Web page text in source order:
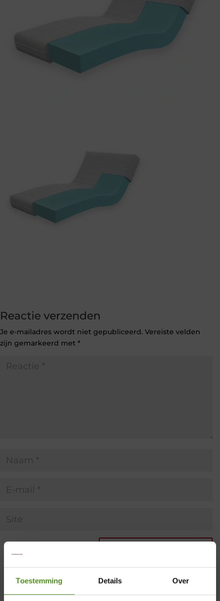
Toestemming Details Over
Reactie verzenden
Je e-mailadres wordt niet gepubliceerd. Vereiste velden
zijn gemarkeerd met *